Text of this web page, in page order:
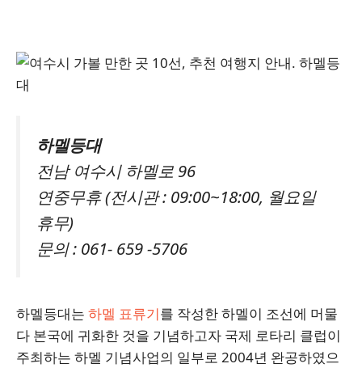
하멜등대
전남 여수시 하멜로 96
연중무휴 (전시관 : 09:00~18:00, 월요일
휴무)
문의 : 061- 659 -5706
하멜등대는 하멜 표류기를 작성한 하멜이 조선에 머물
다 본국에 귀화한 것을 기념하고자 국제 로타리 클럽이
주최하는 하멜 기념사업의 일부로 2004년 완공하였으